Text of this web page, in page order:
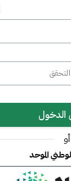
الدخول
أو
الموحد